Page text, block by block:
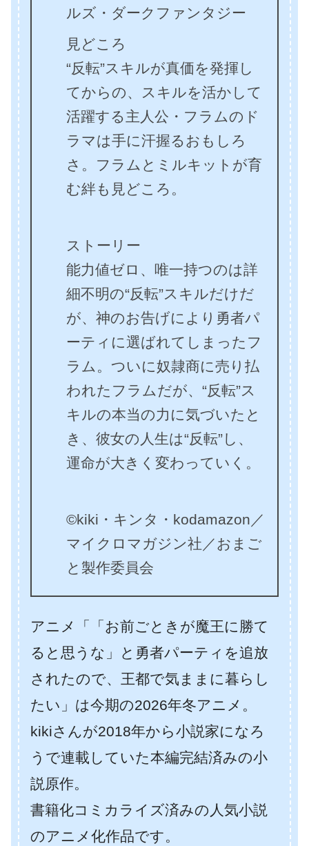
ルズ・ダークファンタジー
見どころ
“反転”スキルが真価を発揮し
てからの、スキルを活かして
活躍する主人公・フラムのド
ラマは手に汗握るおもしろ
さ。フラムとミルキットが育
む絆も見どころ。
ストーリー
能力値ゼロ、唯一持つのは詳
細不明の“反転”スキルだけだ
が、神のお告げにより勇者パ
ーティに選ばれてしまったフ
ラム。ついに奴隷商に売り払
われたフラムだが、“反転”ス
キルの本当の力に気づいたと
き、彼女の人生は“反転”し、
運命が大きく変わっていく。
©kiki・キンタ・kodamazon／
マイクロマガジン社／おまご
と製作委員会
アニメ「「お前ごときが魔王に勝て
ると思うな」と勇者パーティを追放
されたので、王都で気ままに暮らし
たい」は今期の2026年冬アニメ。
kikiさんが2018年から小説家になろ
うで連載していた本編完結済みの小
説原作。
書籍化コミカライズ済みの人気小説
のアニメ化作品です。